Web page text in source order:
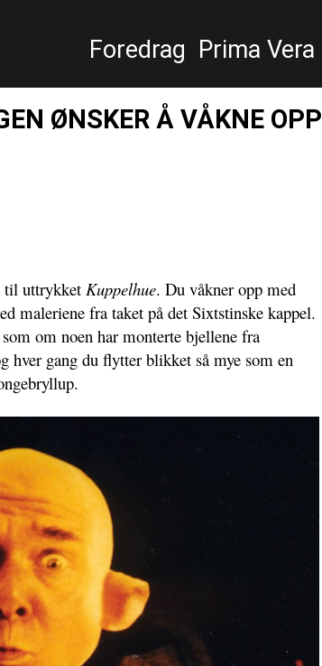
Foredrag Prima Vera
ØNSKER Å VÅKNE OPP
til uttrykketKuppelhue. Du våkner opp med
maleriene fra taket på det Sixtstinske kappel.
om noen har monterte bjellene fra
hver gang du flytter blikket så mye som en